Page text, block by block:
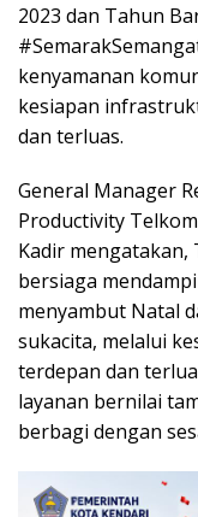
2023 dan Tahun
kenyamanan
kesiapan
dan terluas.
General Manager
Productivity
Kadir
bersiaga
menyambut Natal
sukacita, melalui
terdepan dan
layanan bernilai
berbagi dengan